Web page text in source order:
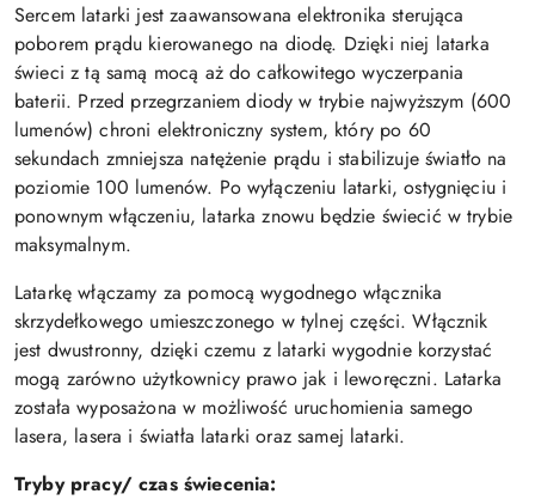
Sercem latarki jest zaawansowana elektronika sterująca
poborem prądu kierowanego na diodę. Dzięki niej latarka
świeci z tą samą mocą aż do całkowitego wyczerpania
baterii. Przed przegrzaniem diody w trybie najwyższym (600
lumenów) chroni elektroniczny system, który po 60
sekundach zmniejsza natężenie prądu i stabilizuje światło na
poziomie 100 lumenów. Po wyłączeniu latarki, ostygnięciu i
ponownym włączeniu, latarka znowu będzie świecić w trybie
maksymalnym.
Latarkę włączamy za pomocą wygodnego włącznika
skrzydełkowego umieszczonego w tylnej części. Włącznik
jest dwustronny, dzięki czemu z latarki wygodnie korzystać
mogą zarówno użytkownicy prawo jak i leworęczni. Latarka
została wyposażona w możliwość uruchomienia samego
lasera, lasera i światła latarki oraz samej latarki.
Tryby pracy/ czas świecenia: